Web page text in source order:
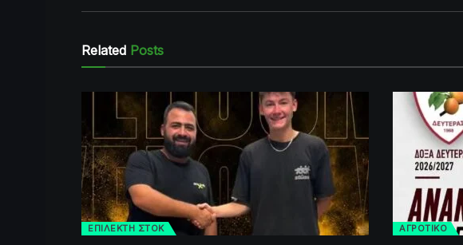
Related Posts
ΕΠΙΛΕΚΤΗ ΣΤΟΚ ΑΓΡΟΤΙΚΟ